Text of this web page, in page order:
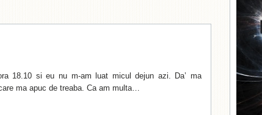
18.10 si eu nu m-am luat micul dejun azi. Da’ ma
ma apuc de treaba. Ca am multa…